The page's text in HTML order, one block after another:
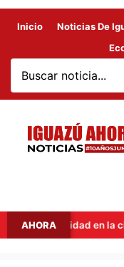
Inicio Noticias De
AHORAen la ciudad: